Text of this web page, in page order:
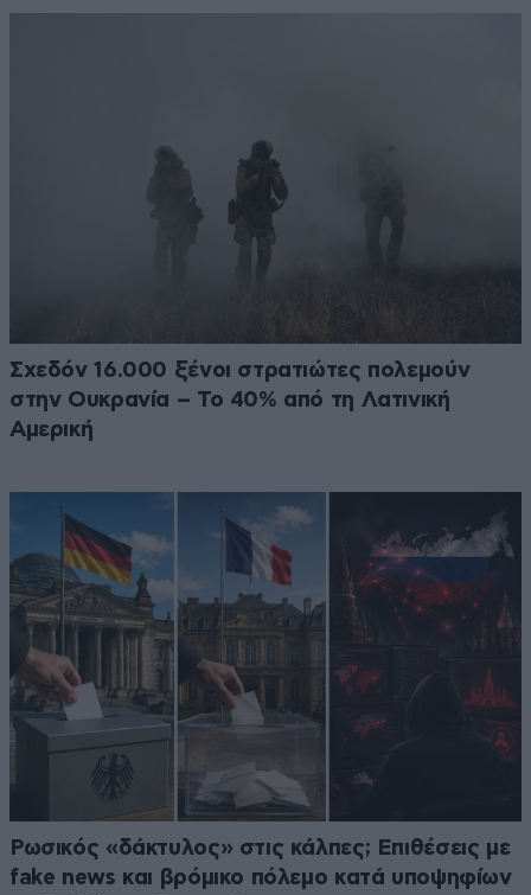
Σχεδόν 16.000 ξένοι στρατιώτες πολεμούν
στην Ουκρανία – Το 40% από τη Λατινική
Αμερική
Ρωσικός «δάκτυλος» στις κάλπες; Επιθέσεις με
fake news και βρόμικο πόλεμο κατά υποψηφίων